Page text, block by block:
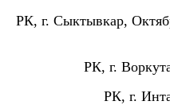
РК, г. Сыктывкар,
РК, г.
РК, г.